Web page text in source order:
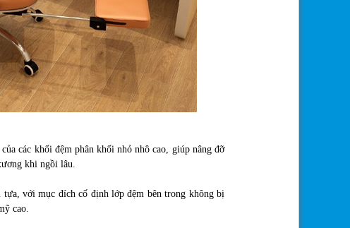
các khối đệm phân khối nhỏ nhô cao, giúp nâng đỡ
khi ngồi lâu.
tựa, với mục đích cố định lớp đệm bên trong không bị
cao.